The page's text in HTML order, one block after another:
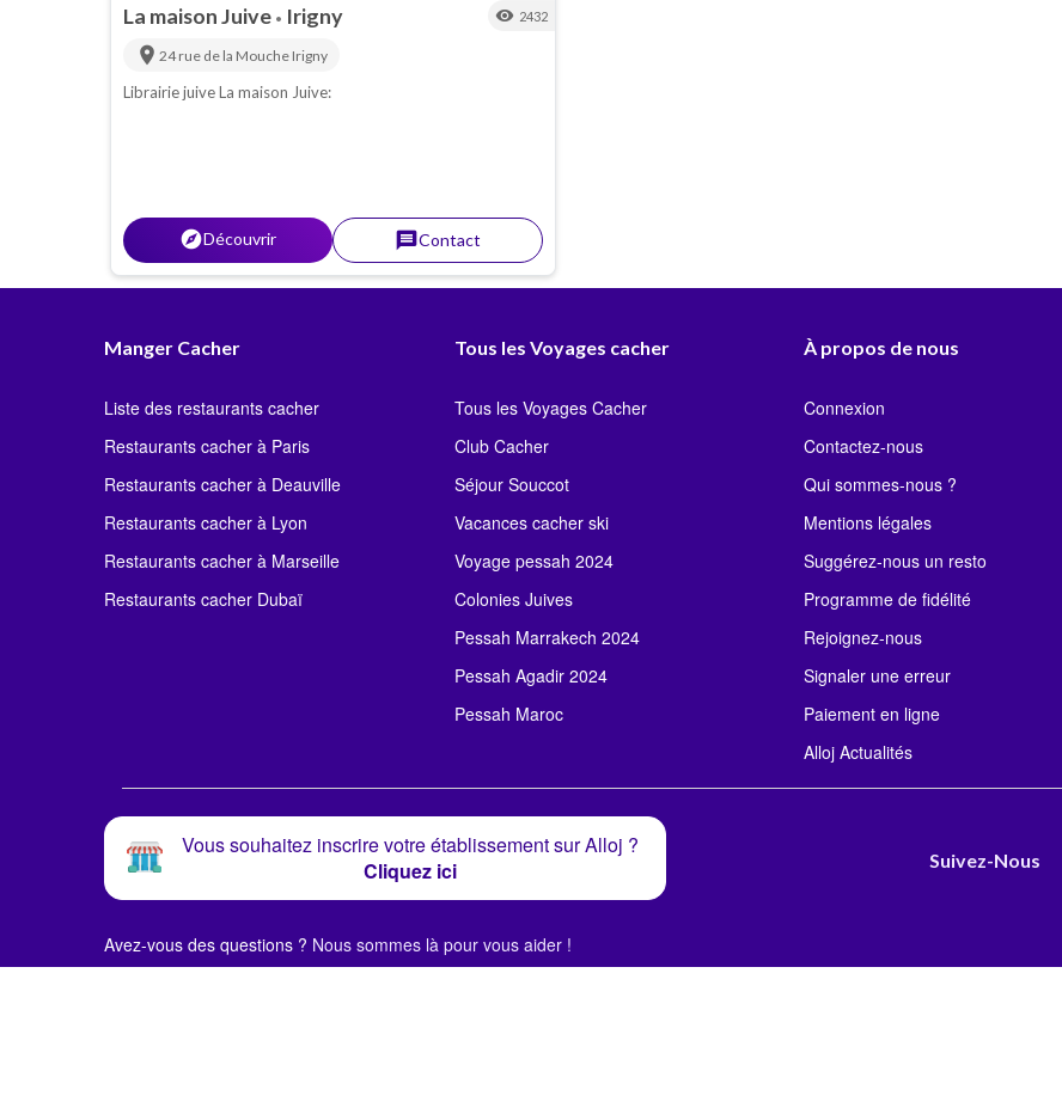
La maison Juive • Irigny visibility 2432
location_on 24 rue de la Mouche Irigny
Librairie juive La maison Juive:
explorerDécouvrir messageContact
Manger Cacher
Liste des restaurants cacher
Restaurants cacher à Paris
Restaurants cacher à Deauville
Restaurants cacher à Lyon
Restaurants cacher à Marseille
Restaurants cacher Dubaï
Tous les Voyages cacher
Tous les Voyages Cacher
Club Cacher
Séjour Souccot
Vacances cacher ski
Voyage pessah 2024
Colonies Juives
Pessah Marrakech 2024
Pessah Agadir 2024
Pessah Maroc
À propos de nous
Connexion
Contactez-nous
Qui sommes-nous ?
Mentions légales
Suggérez-nous un resto
Programme de fidélité
Rejoignez-nous
Signaler une erreur
Paiement en ligne
Alloj Actualités
Vous souhaitez inscrire votre établissement sur Alloj ?
Cliquez ici
Suivez-Nous
Avez-vous des questions ? Nous sommes là pour vous aider !
© Alloj.2024 Tous droits réservés